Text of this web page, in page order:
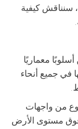
، سنناقش كيفية
معماريًا
في جميع أنحاء
من واجهات
فوق مستوى الأرض